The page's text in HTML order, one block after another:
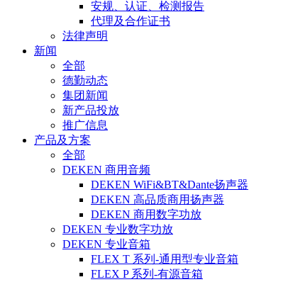
安规、认证、检测报告
代理及合作证书
法律声明
新闻
全部
德勤动态
集团新闻
新产品投放
推广信息
产品及方案
全部
DEKEN 商用音频
DEKEN WiFi&BT&Dante扬声器
DEKEN 高品质商用扬声器
DEKEN 商用数字功放
DEKEN 专业数字功放
DEKEN 专业音箱
FLEX T 系列-通用型专业音箱
FLEX P 系列-有源音箱